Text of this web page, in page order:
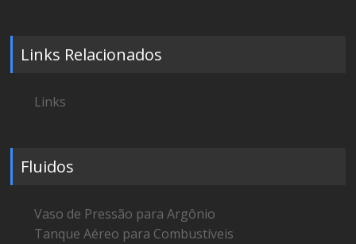
Links Relacionados
Links
Fluidos
Vaso de Pressão para Argônio
Tanque Aéreo para Combustíveis